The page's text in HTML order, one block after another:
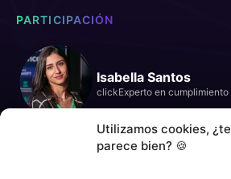
Utilizamos cookies, ¿te
parece bien? 🍪
PARTICIPACIÓN
Isabella Santos
clickExperto en cumplimiento